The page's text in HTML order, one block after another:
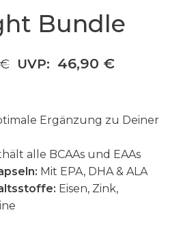
Bundle
€ UVP: 46,90 €
Ergänzung zu Deiner
alle BCAAs und EAAs
Mit EPA, DHA & ALA
Eisen, Zink,